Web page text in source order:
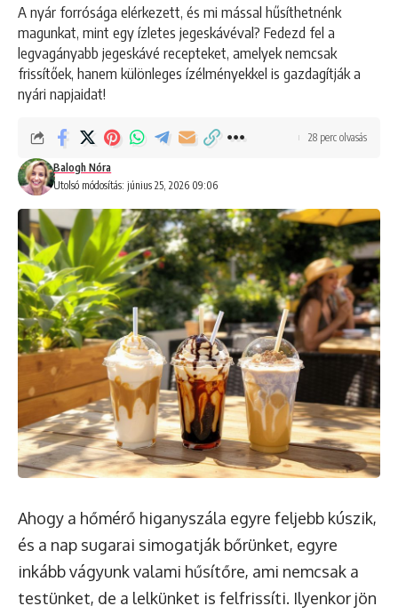
A nyár forrósága elérkezett, és mi mással hűsíthetnénk
magunkat, mint egy ízletes jegeskávéval? Fedezd fel a
legvagányabb jegeskávé recepteket, amelyek nemcsak
frissítőek, hanem különleges ízélményekkel is gazdagítják a
nyári napjaidat!
Utolsó módosítás: június 25, 2026 09:06
Balogh Nóra
28 perc olvasás
Ahogy a hőmérő higanyszála egyre feljebb kúszik,
és a nap sugarai simogatják bőrünket, egyre
inkább vágyunk valami hűsítőre, ami nemcsak a
testünket, de a lelkünket is felfrissíti. Ilyenkor jön